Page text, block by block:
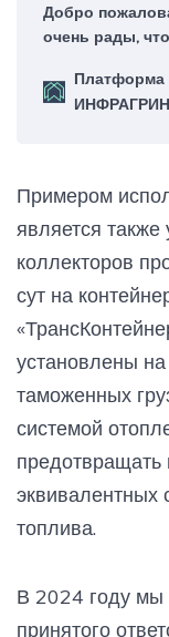
Добро
очень рады,
честь!Платформа
ИНФРАГРИН
Примером
является также
коллекторов
сут на
установлены
таможенных
системой
эквивалентных
топлива.
В 2024 году мы
принятого